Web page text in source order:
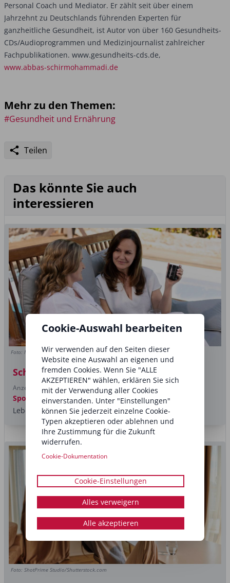
Personal Coach und ­Mediator. Er zählt seit über einem
Jahrzehnt zu Deutschlands führenden Experten für
ganzheitliche Gesundheit, ist Autor von über 160 Gesundheits-
CDs/Audioprogrammen und Medizinjournalist zahlreicher
Fachpublikationen. www.gesundheits-cds.de,
www.abbas-schirmohammadi.de
Mehr zu den Themen:
#Gesundheit und Ernährung
Teilen
Das könnte Sie auch
interessieren
Foto: Medi-Manage Innovation
Schönheit von innen
Anzeige
Sponsored postFür Haut, Haare und Nägel in jeder
Lebensphase. Aureli Nutra Beauty
Foto: ShotPrime Studio/Shutterstock.com
Cookie-Auswahl bearbeiten
Wir verwenden auf den Seiten dieser
Website eine Auswahl an eigenen und
fremden Cookies. Wenn Sie "ALLE
AKZEPTIEREN" wählen, erklären Sie sich
mit der Verwendung aller Cookies
einverstanden. Unter "Einstellungen"
können Sie jederzeit einzelne Cookie-
Typen akzeptieren oder ablehnen und
Ihre Zustimmung für die Zukunft
widerrufen.
Cookie-Dokumentation
Cookie-Einstellungen
Alles verweigern
Alle akzeptieren